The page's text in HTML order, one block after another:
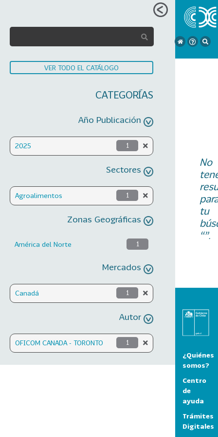
VER TODO EL CATÁLOGO
CATEGORÍAS
Año Publicación
2025 1
Sectores
Agroalimentos 1
Zonas Geográficas
América del Norte 1
Mercados
Canadá 1
Autor
OFICOM CANADA - TORONTO 1
No
tu
“”.
¿Quiénes
somos?
Centro
de
ayuda
Trámites
Digitales